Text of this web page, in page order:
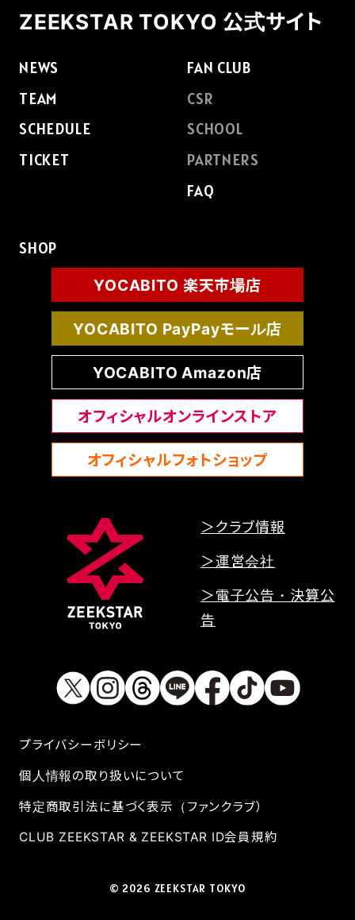
ZEEKSTAR TOKYO 公式サイト
NEWS
TEAM
SCHEDULE
TICKET
FAN CLUB
CSR
SCHOOL
PARTNERS
FAQ
SHOP
YOCABITO 楽天市場店
YOCABITO PayPayモール店
YOCABITO Amazon店
オフィシャルオンラインストア
オフィシャルフォトショップ
＞クラブ情報
＞運営会社
＞電子公告・決算公
告
プライバシーボリシー
個人情報の取り扱いについて
特定商取引法に基づく表示（ファンクラブ）
CLUB ZEEKSTAR & ZEEKSTAR ID会員規約
© 2026 ZEEKSTAR TOKYO